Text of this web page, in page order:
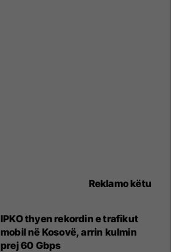
Reklamo këtu
IPKO thyen rekordin e trafikut
mobil në Kosovë, arrin kulmin
prej 60 Gbps